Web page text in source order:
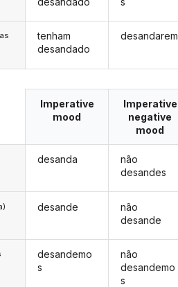
tenham
desandado
desandarem
Imperative
mood
desanda
desande
desandemo
s
Imperative
negative
mood
não
desandes
não
desande
não
desandemo
s